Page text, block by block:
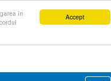
Accept
în